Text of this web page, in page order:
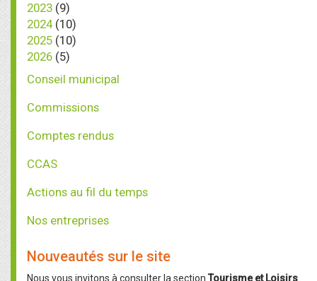
2023 (9)
2024(10)
2025 (10)
2026 (5)
Conseil municipal
Commissions
Comptes rendus
CCAS
Actions au fil du temps
Nos entreprises
Nouveautés sur le site
Nous vous invitons à consulter la section Tourisme et Loisirs